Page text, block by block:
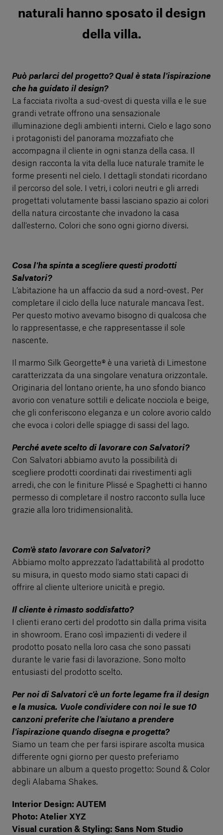
naturali hanno sposato il design
della villa.
Può parlarci del progetto? Qual è stata l'ispirazione
che ha guidato il design?
La facciata rivolta a sud-ovest di questa villa e le sue
grandi vetrate offrono una sensazionale
illuminazione degli ambienti interni. Cielo e lago sono
i protagonisti del panorama mozzafiato che
accompagna il cliente in ogni stanza della casa. Il
design racconta la vita della luce naturale tramite le
forme presenti nel cielo. I dettagli stondati ricordano
il percorso del sole. I vetri, i colori neutri e gli arredi
progettati volutamente bassi lasciano spazio ai colori
della natura circostante che invadono la casa
dall’esterno. Colori che sono ogni giorno diversi.
Cosa l'ha spinta a scegliere questi prodotti
Salvatori?
L’abitazione ha un affaccio da sud a nord-ovest. Per
completare il ciclo della luce naturale mancava l’est.
Per questo motivo avevamo bisogno di qualcosa che
lo rappresentasse, e che rappresentasse il sole
nascente.
Il marmo Silk Georgette® è una varietà di Limestone
caratterizzata da una singolare venatura orizzontale.
Originaria del lontano oriente, ha uno sfondo bianco
avorio con venature sottili e delicate nocciola e beige,
che gli conferiscono eleganza e un colore avorio caldo
che evoca i colori delle spiagge di sassi del lago.
Perché avete scelto di lavorare con Salvatori?
Con Salvatori abbiamo avuto la possibilità di
scegliere prodotti coordinati dai rivestimenti agli
arredi, che con le finiture Plissé e Spaghetti ci hanno
permesso di completare il nostro racconto sulla luce
grazie alla loro tridimensionalità.
Com'è stato lavorare con Salvatori?
Abbiamo molto apprezzato l’adattabilità al prodotto
su misura, in questo modo siamo stati capaci di
offrire al cliente ulteriore unicità e pregio.
Il cliente è rimasto soddisfatto?
I clienti erano certi del prodotto sin dalla prima visita
in showroom. Erano così impazienti di vedere il
prodotto posato nella loro casa che sono passati
durante le varie fasi di lavorazione. Sono molto
entusiasti del prodotto scelto.
Per noi di Salvatori c'è un forte legame fra il design
e la musica. Vuole condividere con noi le sue 10
canzoni preferite che l'aiutano a prendere
l'ispirazione quando disegna e progetta?
Siamo un team che per farsi ispirare ascolta musica
differente ogni giorno per questo preferiamo
abbinare un album a questo progetto: Sound & Color
degli Alabama Shakes.
Interior Design: AUTEM
Photo: Atelier XYZ
Visual curation & Styling: Sans Nom Studio